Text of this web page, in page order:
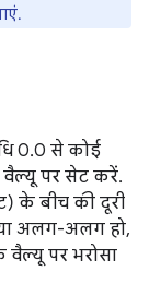
0.0 से कोई
वैल्यू पर सेट करें.
के बीच की दूरी
अलग-अलग हो,
पर भरोसा